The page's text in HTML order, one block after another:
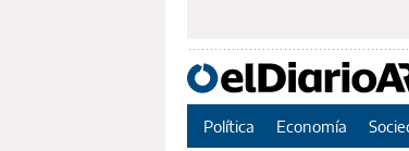
Política Economía